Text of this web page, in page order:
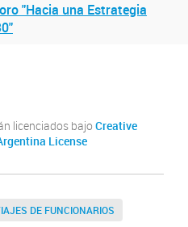
"Hacia una Estrategia
licenciados bajo Creative
License
DE FUNCIONARIOS